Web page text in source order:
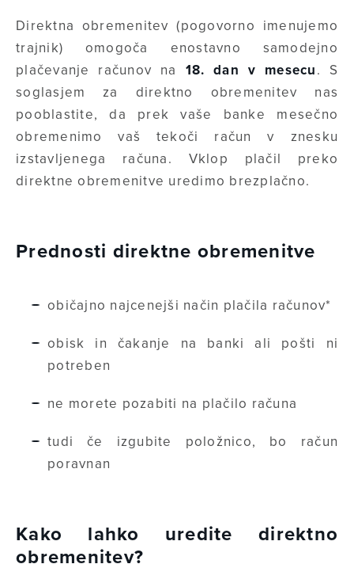
Direktna obremenitev (pogovorno imenujemo
trajnik) omogoča enostavno samodejno
plačevanje računov na 18. dan v mesecu. S
soglasjem za direktno obremenitev nas
pooblastite, da prek vaše banke mesečno
obremenimo vaš tekoči račun v znesku
izstavljenega računa. Vklop plačil preko
direktne obremenitve uredimo brezplačno.
Prednosti direktne obremenitve
običajno najcenejši način plačila računov*
obisk in čakanje na banki ali pošti ni
potreben
ne morete pozabiti na plačilo računa
tudi če izgubite položnico, bo račun
poravnan
Kako lahko uredite direktno
obremenitev?